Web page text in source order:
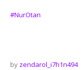
#NurOtan
by zendarol_i7h1n494